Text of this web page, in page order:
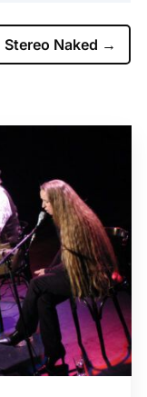
Stereo Naked →